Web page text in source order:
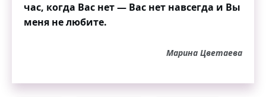
час, когда Вас нет — Вас нет навсегда и Вы
меня не любите.
Марина Цветаева